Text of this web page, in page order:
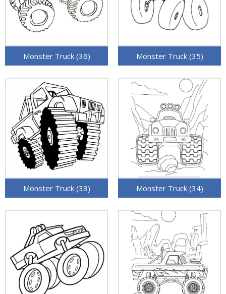
Monster Truck (36) Monster Truck (35)
Monster Truck (33) Monster Truck (34)